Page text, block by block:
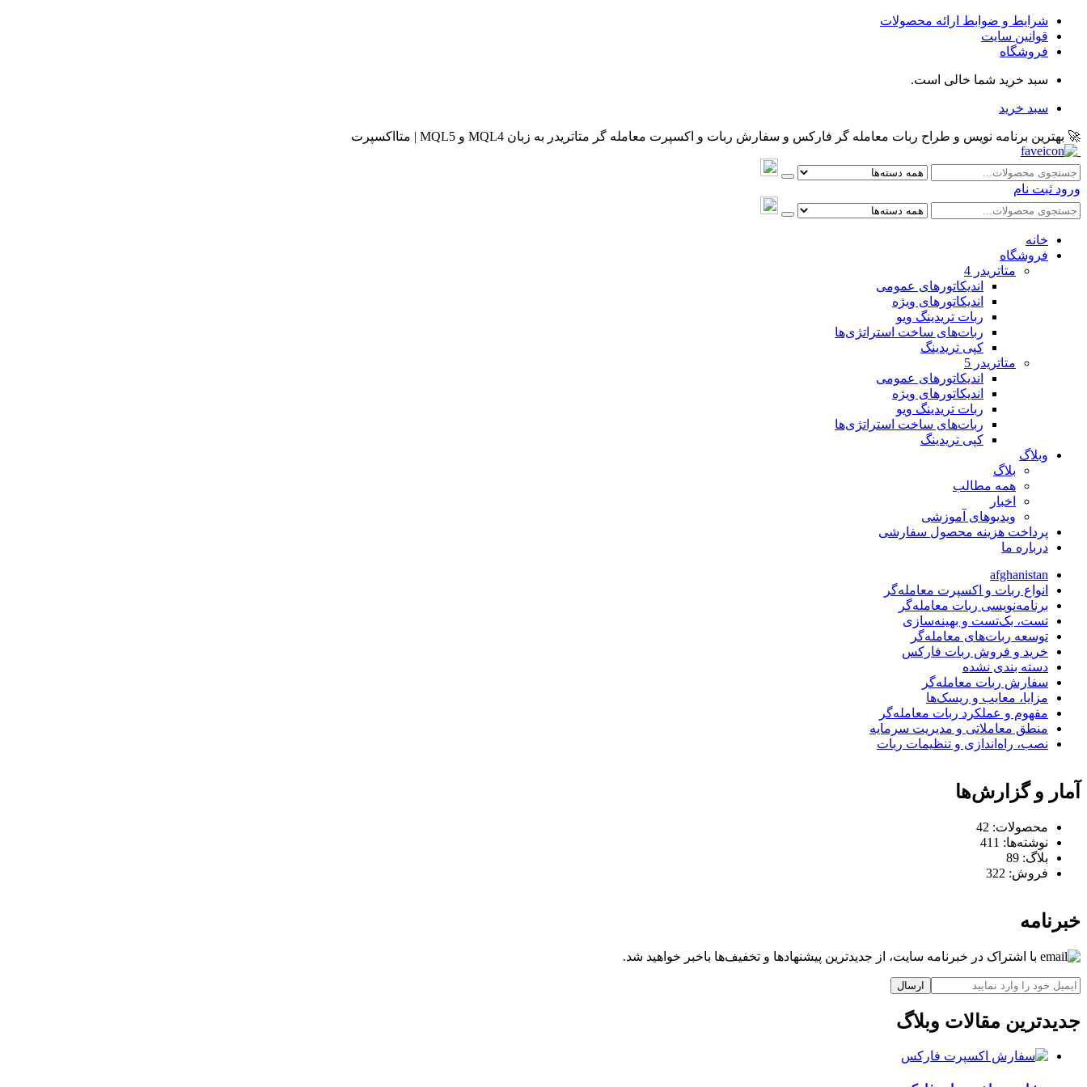
شرایط و ضوابط ارائه محصولات
قوانین سایت
فروشگاه
سبد خرید شما خالی است.
سبد خرید
🚀 بهترین برنامه نویس و طراح ربات معامله گر فارکس و سفارش ربات و اکسپرت معامله گر متاتریدر به زبان MQL4 و MQL5 | متااکسپرت
ورود ثبت نام
خانه
فروشگاه
متاتريدر 4
اندیکاتورهای عمومی
اندیکاتورهای ویژه
ربات تریدینگ ویو
ربات‌های ساخت استراتژی‌ها
کپی تریدینگ
متاتريدر 5
اندیکاتورهای عمومی
اندیکاتورهای ویژه
ربات تریدینگ ویو
ربات‌های ساخت استراتژی‌ها
کپی تریدینگ
وبلاگ
بلاگ
همه مطالب
اخبار
ویدیوهای آموزشی
پرداخت هزینه محصول سفارشی
درباره ما
afghanistan
انواع ربات و اکسپرت معامله‌گر
برنامه‌نویسی ربات معامله‌گر
تست، بک‌تست و بهینه‌سازی
توسعه ربات‌های معامله‌گر
خرید و فروش ربات فارکس
دسته بندی نشده
سفارش ربات معامله‌گر
مزایا، معایب و ریسک‌ها
مفهوم و عملکرد ربات معامله‌گر
منطق معاملاتی و مدیریت سرمایه
نصب، راه‌اندازی و تنظیمات ربات
آمار و گزارش‌ها
محصولات: 42
نوشته‌ها: 411
بلاگ: 89
فروش: 322
خبرنامه
با اشتراک در خبرنامه سایت، از جدیدترین پیشنهادها و تخفیف‌ها باخبر خواهید شد.
ارسال
جدیدترین مقالات وبلاگ